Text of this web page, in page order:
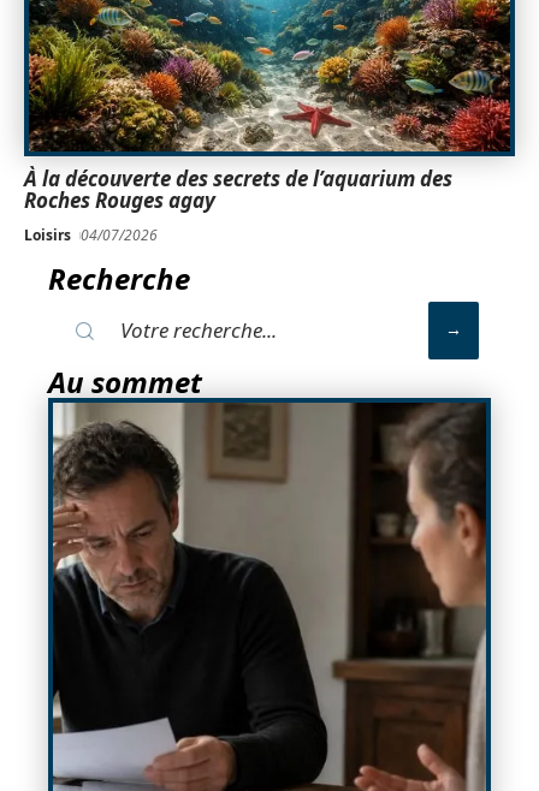
À la découverte des secrets de l’aquarium des
Roches Rouges agay
Loisirs 04/07/2026
Recherche
Au sommet